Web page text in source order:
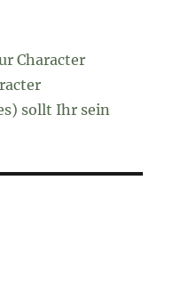
Character
sollt Ihr sein